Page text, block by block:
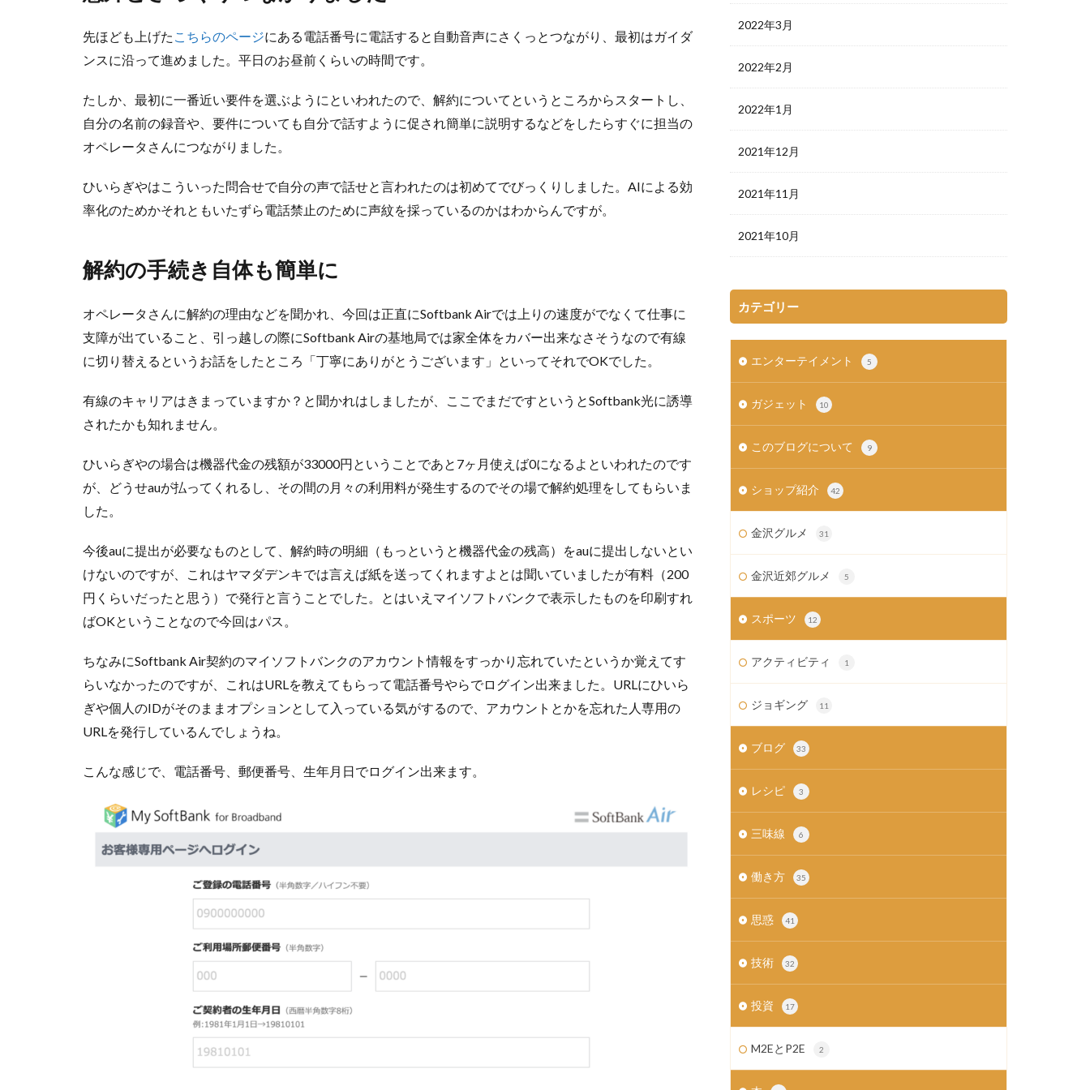
先ほども上げた こちらのページにある電話番号に電話すると自動音声にさくっとつながり、最初はガイダ
ンスに沿って進めました。平日のお昼前くらいの時間です。
たしか、最初に一番近い要件を選ぶようにといわれたので、解約についてというところからスタートし、
自分の名前の録音や、要件についても自分で話すように促され簡単に説明するなどをしたらすぐに担当の
オペレータさんにつながりました。
ひいらぎやはこういった問合せで自分の声で話せと言われたのは初めてでびっくりしました。AIによる効
率化のためかそれともいたずら電話禁止のために声紋を採っているのかはわからんですが。
解約の手続き自体も簡単に
オペレータさんに解約の理由などを聞かれ、今回は正直にSoftbank Airでは上りの速度がでなくて仕事に
支障が出ていること、引っ越しの際にSoftbank Airの基地局では家全体をカバー出来なさそうなので有線
に切り替えるというお話をしたところ「丁寧にありがとうございます」といってそれでOKでした。
有線のキャリアはきまっていますか？と聞かれはしましたが、ここでまだですというとSoftbank光に誘導
されたかも知れません。
ひいらぎやの場合は機器代金の残額が33000円ということであと7ヶ月使えば0になるよといわれたのです
が、どうせauが払ってくれるし、その間の月々の利用料が発生するのでその場で解約処理をしてもらいま
した。
今後auに提出が必要なものとして、解約時の明細（もっというと機器代金の残高）をauに提出しないとい
けないのですが、これはヤマダデンキでは言えば紙を送ってくれますよとは聞いていましたが有料（200
円くらいだったと思う）で発行と言うことでした。とはいえマイソフトバンクで表示したものを印刷すれ
ばOKということなので今回はパス。
ちなみにSoftbank Air契約のマイソフトバンクのアカウント情報をすっかり忘れていたというか覚えてす
らいなかったのですが、これはURLを教えてもらって電話番号やらでログイン出来ました。URLにひいら
ぎや個人のIDがそのままオプションとして入っている気がするので、アカウントとかを忘れた人専用の
URLを発行しているんでしょうね。
こんな感じで、電話番号、郵便番号、生年月日でログイン出来ます。
2022年3月
2022年2月
2022年1月
2021年12月
2021年11月
2021年10月
カテゴリー
エンターテイメント 5
ガジェット 10
このブログについて 9
ショップ紹介 42
金沢グルメ 31
金沢近郊グルメ 5
スポーツ 12
アクティビティ 1
ジョギング 11
ブログ 33
レシピ 3
三味線 6
働き方 35
思惑 41
技術 32
投資 17
M2EとP2E 2